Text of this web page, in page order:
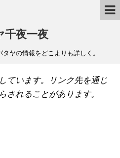
千夜一夜
ヤの情報をどこよりも詳しく。
ています。リンク先を通じ
されることがあります。